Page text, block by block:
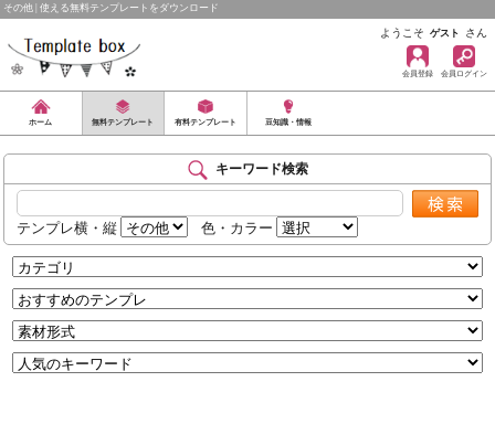
その他 | 使える無料テンプレートをダウンロード
ようこそ ゲスト さん
会員登録 会員ログイン
ホーム 無料テンプレート 有料テンプレート 豆知識・情報
キーワード検索
テンプレ横・縦 色・カラー